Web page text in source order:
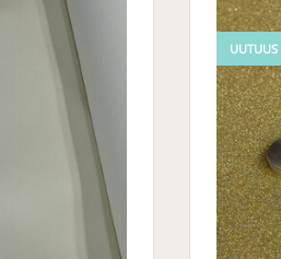
UUTUUS